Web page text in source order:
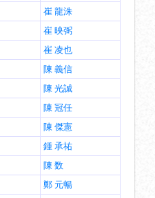
崔 龍洙
崔 映弼
崔 凌也
陳 義信
陳 光誠
陳 冠任
陳 傑憲
鍾 承祐
陳 数
鄭 元暢